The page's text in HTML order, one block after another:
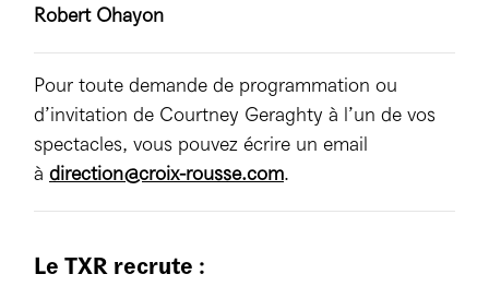
Robert Ohayon
Pour toute demande de programmation ou
d’invitation de Courtney Geraghty à l’un de vos
spectacles, vous pouvez écrire un email
à direction@croix-rousse.com.
Le TXR recrute :